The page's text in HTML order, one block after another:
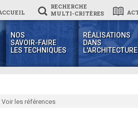
RECHERCHE
MULTI-CRITÈRES
NOS
SAVOIR-FAIRE
LES TECHNIQUES
RÉALISATIONS
DANS
L'ARCHITECTURE
Voir les références